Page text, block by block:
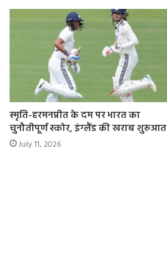
स्मृति-हरमनप्रीत के दम पर भारत का
चुनौतीपूर्ण स्कोर, इंग्‍लैंड की खराब शुरुआत
July 11, 2026